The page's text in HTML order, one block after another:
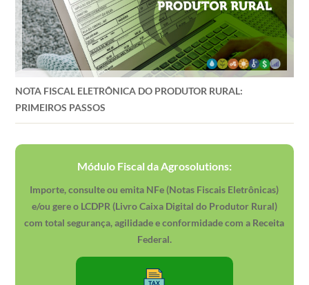
NOTA FISCAL ELETRÔNICA DO PRODUTOR RURAL:
PRIMEIROS PASSOS
Módulo Fiscal da Agrosolutions:
Importe, consulte ou emita NFe (Notas Fiscais Eletrônicas)
e/ou gere o LCDPR (Livro Caixa Digital do Produtor Rural)
com total segurança, agilidade e conformidade com a Receita
Federal.